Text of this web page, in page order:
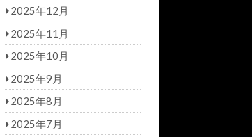
2025年12月
2025年11月
2025年10月
2025年9月
2025年8月
2025年7月